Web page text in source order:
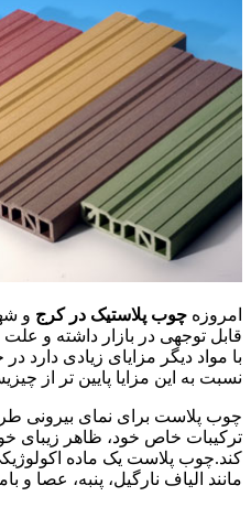
امروزهچوب پلاستیک در کرجو
قابل توجهی در بازار داشته و
با مواد دیگر مزایای زیادی دارد در
نسبت به این مزایا پایین تر از
چوب پلاست برای نمای بیرونی
ترکیبات خاص خود، ظاهر زیبای
کند.چوب پلاست یک ماده
مانند الیاف نارگیل، پنبه، عصا و